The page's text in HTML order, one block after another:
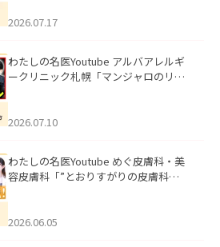
した。
2026.07.17
わたしの名医Youtube アルバアレルギ
ークリニック札幌「マンジャロのリア
た。
2026.07.10
わたしの名医Youtube めぐ皮膚科・美
容皮膚科「”とおりすがりの皮膚科
2026.06.05